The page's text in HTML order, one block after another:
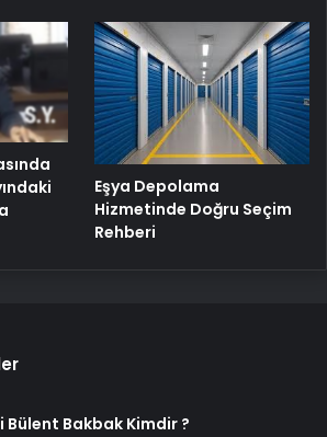
Eşya Depolama
Hizmetinde Doğru Seçim
Rehberi
Bülent Bakbak Kimdir ?